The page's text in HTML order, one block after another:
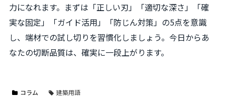
力になれます。まずは「正しい刃」「適切な深さ」「確
実な固定」「ガイド活用」「防じん対策」の5点を意識
し、端材での試し切りを習慣化しましょう。今日からあ
なたの切断品質は、確実に一段上がります。
コラム 建築用語